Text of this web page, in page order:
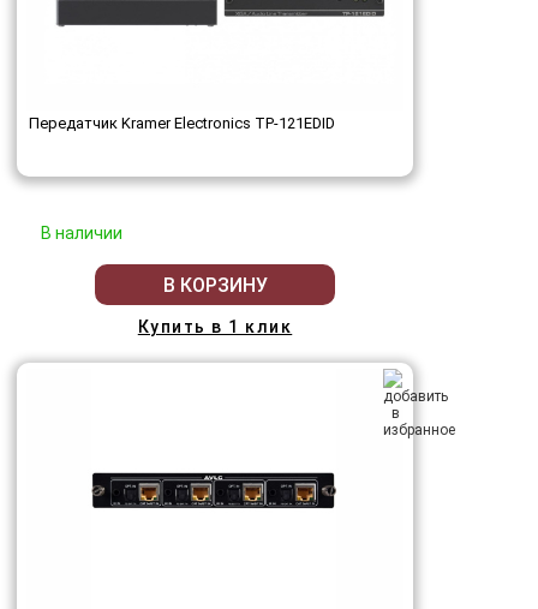
Передатчик Kramer Electronics TP-121EDID
В наличии
В КОРЗИНУ
Купить в 1 клик